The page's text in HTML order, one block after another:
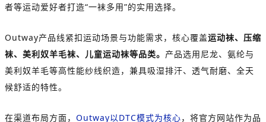
者等运动爱好者打造“一袜多用”的实用选择。
Outway产品线紧扣运动场景与功能需求，核心覆盖运动袜、压缩
袜、美利奴羊毛袜、儿童运动袜等品类。 产品选用尼龙、氨纶与
美利奴羊毛等高性能纱线织造，兼具吸湿排汗、透气耐磨、全天
候舒适的特性。
在渠道布局方面， Outway以DTC模式为核心，将官方网站作为品